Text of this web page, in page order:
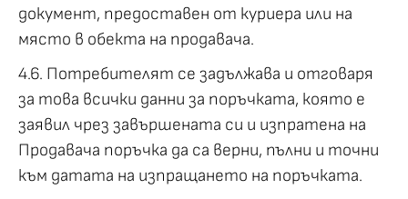
документ, предоставен от куриера или на
място в обекта на продавача.
4.6. Потребителят се задължава и отговаря
за това всички данни за поръчката, която е
заявил чрез завършената си и изпратена на
Продавача поръчка да са верни, пълни и точни
към датата на изпращането на поръчката.